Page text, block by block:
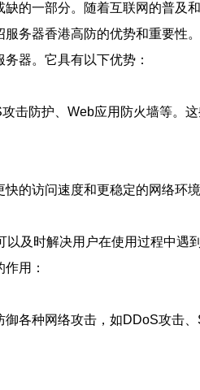
的一部分。随着互联网的普
务器香港高防的优势和重要性。
器。它具有以下优势：
击防护、Web应用防火墙等。
的访问速度和更稳定的网络环
及时解决用户在使用过程中遇
用：
各种网络攻击，如DDoS攻击